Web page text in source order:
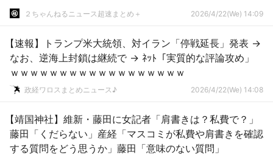
２ちゃんねるニュース超速まとめ＋ 2026/4/22(We) 14:09
【速報】トランプ米大統領、対イラン「停戦延長」発表 →
なお、逆海上封鎖は継続で → ﾈｯﾄ「実質的な評論攻め」
ｗｗｗｗｗｗｗｗｗｗｗｗｗｗｗｗｗｗ
政経ワロスまとめニュース♪ 2026/4/22(We) 14:08
【靖国神社】維新・藤田に女記者「肩書きは？私費で？」
藤田「くだらない」産経「マスコミが私費や肩書きを確認
する質問をどう思うか」藤田「意味のない質問」